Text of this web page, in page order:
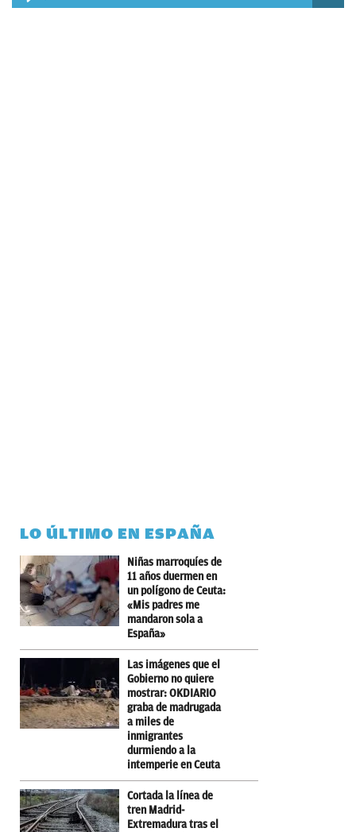
LO ÚLTIMO EN ESPAÑA
Niñas marroquíes de
11 años duermen en
un polígono de Ceuta:
«Mis padres me
mandaron sola a
España»
Las imágenes que el
Gobierno no quiere
mostrar: OKDIARIO
graba de madrugada
a miles de
inmigrantes
durmiendo a la
intemperie en Ceuta
Cortada la línea de
tren Madrid-
Extremadura tras el